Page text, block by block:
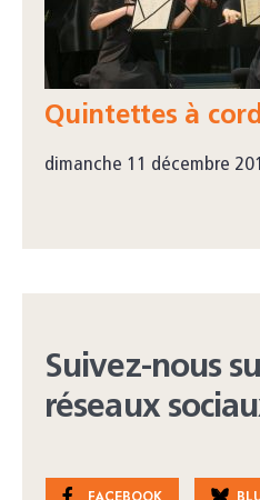
Quintettes à
dimanche 11 décembre
Suivez-nous
réseaux